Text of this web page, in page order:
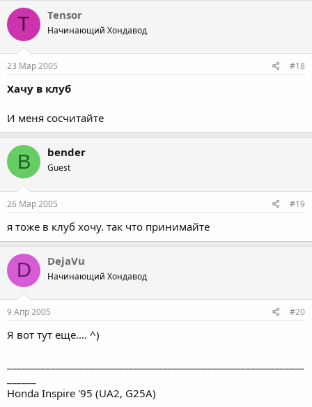
T Tensor
Начинающий Хондавод
23 Мар 2005 #18
Хачу в клуб
И меня сосчитайте
B bender
Guest
26 Мар 2005 #19
я тоже в клуб хочу. так что принимайте
D DejaVu
Начинающий Хондавод
9 Апр 2005 #20
Я вот тут еще.... ^)
Honda Inspire '95 (UA2, G25A)